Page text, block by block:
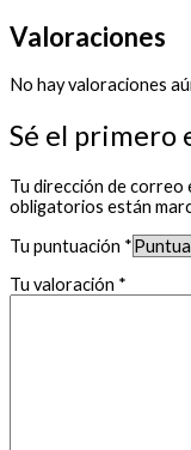
Valoraciones
No hay valoraciones
Sé el primero
Tu dirección de correo
obligatorios están
Tu puntuación *
Tu valoración *